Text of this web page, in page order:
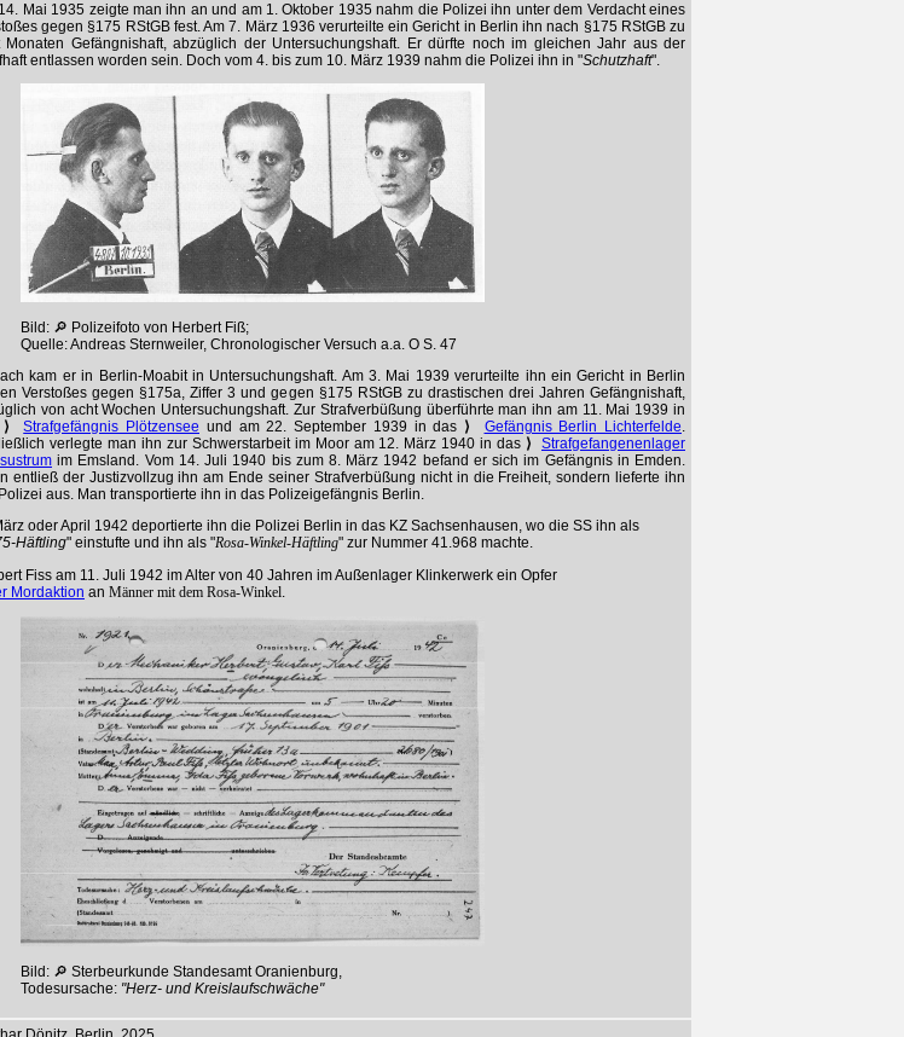
Mai 1935 zeigte man ihn an und am 1. Oktober 1935 nahm die Polizei ihn unter dem Verdacht eines
gegen §175 RStGB fest. Am 7. März 1936 verurteilte ein Gericht in Berlin ihn nach §175 RStGB zu
Monaten Gefängnishaft, abzüglich der Untersuchungshaft. Er dürfte noch im gleichen Jahr aus der
entlassen worden sein. Doch vom 4. bis zum 10. März 1939 nahm die Polizei ihn in "Schutzhaft".
Bild: 🔎 Polizeifoto von Herbert Fiß;
Quelle: Andreas Sternweiler, Chronologischer Versuch a.a. O S. 47
kam er in Berlin-Moabit in Untersuchungshaft. Am 3. Mai 1939 verurteilte ihn ein Gericht in Berlin
Verstoßes gegen §175a, Ziffer 3 und gegen §175 RStGB zu drastischen drei Jahren Gefängnishaft,
von acht Wochen Untersuchungshaft. Zur Strafverbüßung überführte man ihn am 11. Mai 1939 in
⟩ Strafgefängnis Plötzensee und am 22. September 1939 in das ⟩ Gefängnis Berlin Lichterfelde.
verlegte man ihn zur Schwerstarbeit im Moor am 12. März 1940 in das ⟩
Strafgefangenenlager
im Emsland. Vom 14. Juli 1940 bis zum 8. März 1942 befand er sich im Gefängnis in Emden.
entließ der Justizvollzug ihn am Ende seiner Strafverbüßung nicht in die Freiheit, sondern lieferte ihn
aus. Man transportierte ihn in das Polizeigefängnis Berlin.
oder April 1942 deportierte ihn die Polizei Berlin in das KZ Sachsenhausen, wo die SS ihn als
Häftling" einstufte und ihn als "Rosa-Winkel-Häftling" zur Nummer 41.968 machte.
Fiss am 11. Juli 1942 im Alter von 40 Jahren im Außenlager Klinkerwerk ein Opfer
Mordaktion an Männer mit dem Rosa-Winkel.
Bild: 🔎 Sterbeurkunde Standesamt Oranienburg,
Todesursache: "Herz- und Kreislaufschwäche"